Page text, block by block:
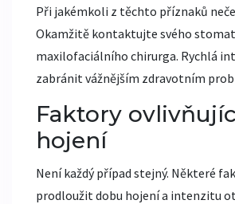
Při jakémkoli z těchto příznaků
Okamžitě kontaktujte svého
maxilofaciálního chirurga. Rychlá
zabránit vážnějším zdravotním
Faktory
hojení
Není každý případ stejný. Některé
prodloužit dobu hojení a intenzitu